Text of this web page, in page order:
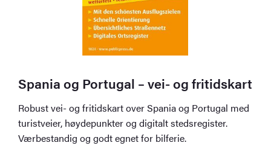
Spania og Portugal – vei- og fritidskart
Robust vei- og fritidskart over Spania og Portugal med
turistveier, høydepunkter og digitalt stedsregister.
Værbestandig og godt egnet for bilferie.